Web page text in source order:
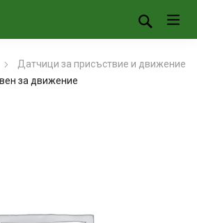
Датчици за присъствие и движение
за движение